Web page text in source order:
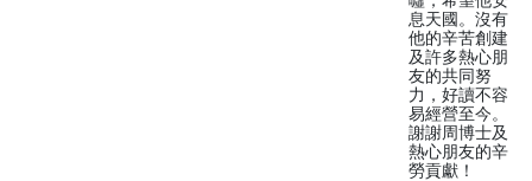
息天國。沒有
他的辛苦創建
及許多熱心朋
友的共同努
力，好讀不容
易經營至今。
謝謝周博士及
熱心朋友的辛
勞貢獻！